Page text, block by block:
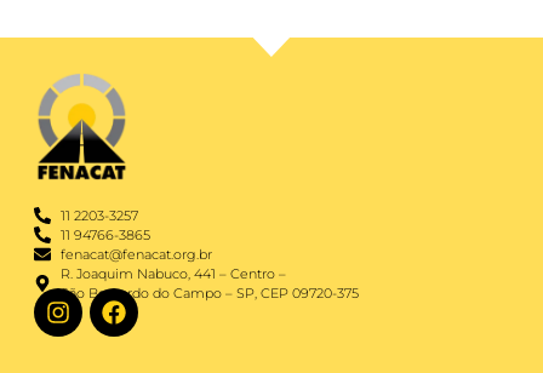
11 2203-3257
11 94766-3865
fenacat@fenacat.org.br
R. Joaquim Nabuco, 441 – Centro –
São Bernardo do Campo – SP, CEP 09720-375